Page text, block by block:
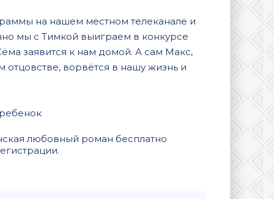
на нашем местном телеканале и
мы с Тимкой выиграем в конкурсе
заявится к нам домой. А сам Макс,
ворвётся в нашу жизнь и
любовный роман бесплатно